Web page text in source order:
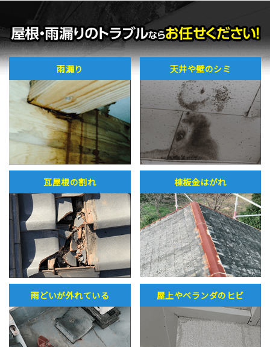
雨漏り 天井や壁のシミ
瓦屋根の割れ 棟板金はがれ
雨どいが外れている 屋上やベランダのヒビ